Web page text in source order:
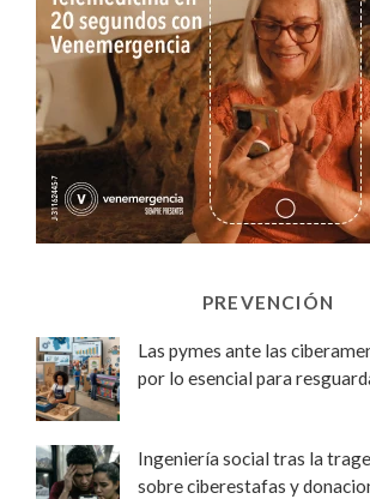
PREVENCIÓN
Las pymes ante las
por lo esencial para
Ingeniería social tras la
sobre ciberestafas y